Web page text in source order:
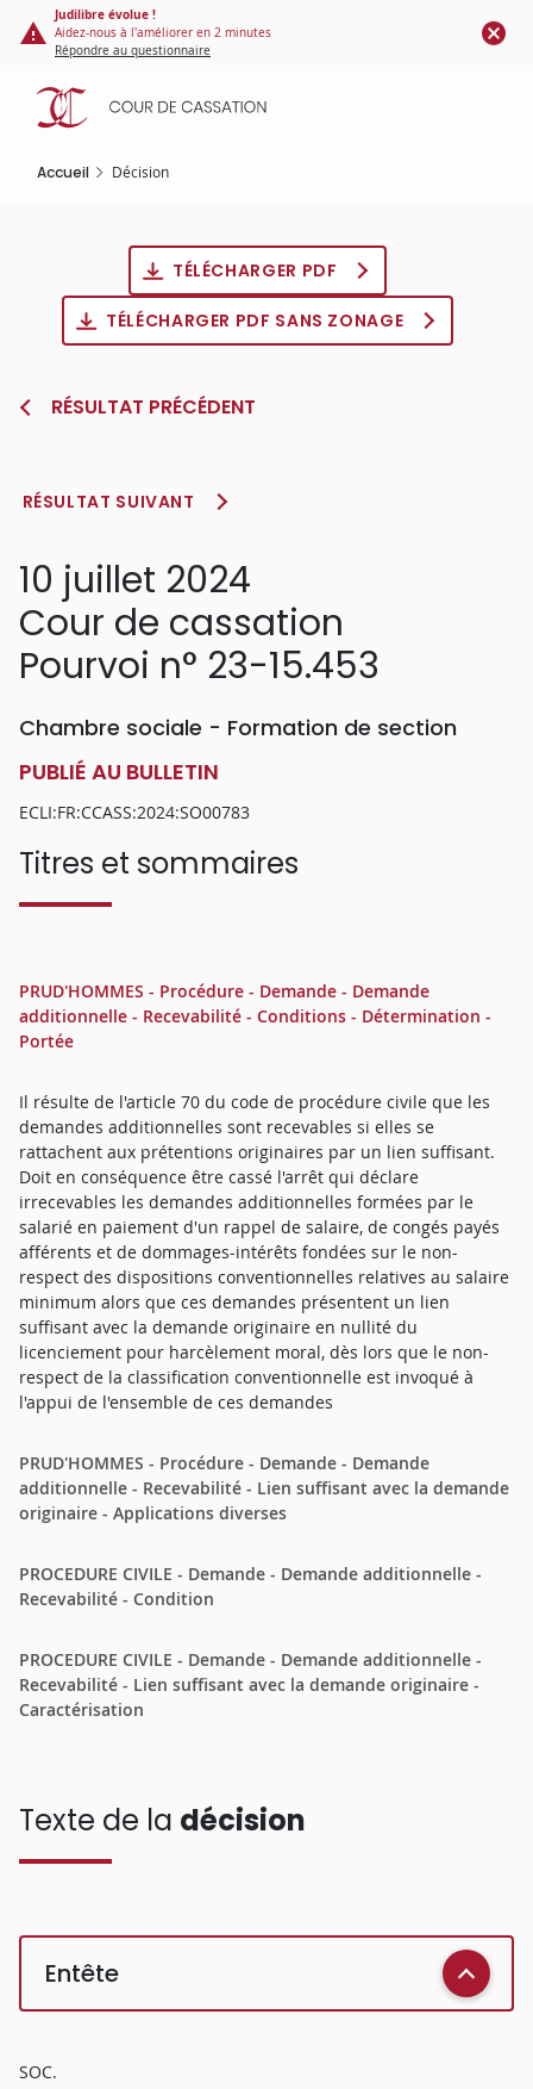
Panneau de gestion des cookies
contenu
principal
Judilibre évolue !
Aidez-nous à l'améliorer en 2 minutes
Répondre au questionnaire
Accueil Décision
TÉLÉCHARGER PDF
TÉLÉCHARGER PDF SANS ZONAGE
RÉSULTAT PRÉCÉDENT
RÉSULTAT SUIVANT
10 juillet 2024
Cour de cassation
Pourvoi n° 23-15.453
Chambre sociale - Formation de section
PUBLIÉ AU BULLETIN
ECLI:FR:CCASS:2024:SO00783
Titres et sommaires
PRUD'HOMMES - Procédure - Demande - Demande
additionnelle - Recevabilité - Conditions - Détermination -
Portée
Il résulte de l'article 70 du code de procédure civile que les
demandes additionnelles sont recevables si elles se
rattachent aux prétentions originaires par un lien suffisant.
Doit en conséquence être cassé l'arrêt qui déclare
irrecevables les demandes additionnelles formées par le
salarié en paiement d'un rappel de salaire, de congés payés
afférents et de dommages-intérêts fondées sur le non-
respect des dispositions conventionnelles relatives au salaire
minimum alors que ces demandes présentent un lien
suffisant avec la demande originaire en nullité du
licenciement pour harcèlement moral, dès lors que le non-
respect de la classification conventionnelle est invoqué à
l'appui de l'ensemble de ces demandes
PRUD'HOMMES - Procédure - Demande - Demande
additionnelle - Recevabilité - Lien suffisant avec la demande
originaire - Applications diverses
PROCEDURE CIVILE - Demande - Demande additionnelle -
Recevabilité - Condition
PROCEDURE CIVILE - Demande - Demande additionnelle -
Recevabilité - Lien suffisant avec la demande originaire -
Caractérisation
Texte de la décision
Entête
SOC.